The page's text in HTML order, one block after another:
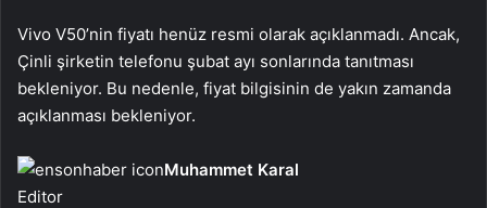
Vivo V50’nin fiyatı henüz resmi olarak açıklanmadı. Ancak,
Çinli şirketin telefonu şubat ayı sonlarında tanıtması
bekleniyor. Bu nedenle, fiyat bilgisinin de yakın zamanda
açıklanması bekleniyor.
Muhammet Karal
Editor